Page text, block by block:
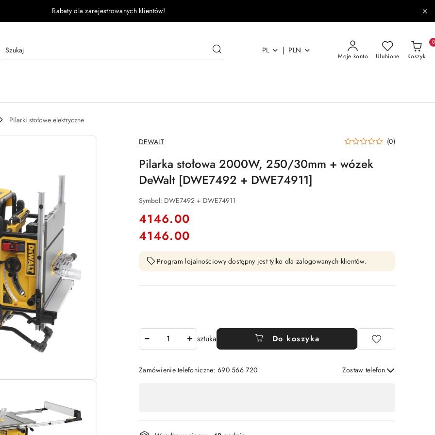
Rabaty dla zarejestrowanych klientów!
PL | PLN
Moje konto Ulubione Koszyk
0
Pilarki stołowe elektryczne
NAZWA
PRODUCENTA:
DEWALT (0)
Pilarka stołowa 2000W, 250/30mm + wózek
DeWalt [DWE7492 + DWE74911]
Symbol: DWE7492 + DWE74911
cena:
4146.00
Cena:
4146.00
Program lojalnościowy dostępny jest tylko dla zalogowanych klientów.
sztuka Do koszyka
Zamówienie telefoniczne: 690 566 720 Zostaw telefon
płatność